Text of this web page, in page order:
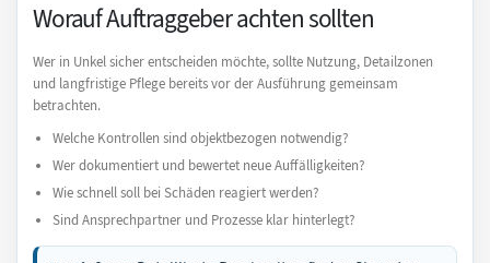
Worauf Auftraggeber achten sollten
Wer in Unkel sicher entscheiden möchte, sollte Nutzung, Detailzonen
und langfristige Pflege bereits vor der Ausführung gemeinsam
betrachten.
Welche Kontrollen sind objektbezogen notwendig?
Wer dokumentiert und bewertet neue Auffälligkeiten?
Wie schnell soll bei Schäden reagiert werden?
Sind Ansprechpartner und Prozesse klar hinterlegt?